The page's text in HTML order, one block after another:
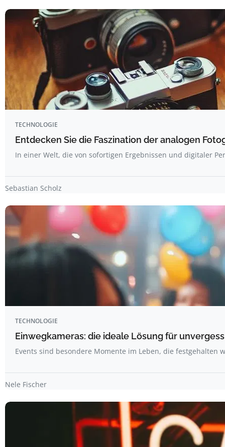
TECHNOLOGIE
Entdecken Sie die Faszination der analogen
In einer Welt, die von sofortigen Ergebnissen und digitaler
Sebastian Scholz
TECHNOLOGIE
Einwegkameras: die ideale Lösung für
Events sind besondere Momente im Leben, die festgehalten
Nele Fischer